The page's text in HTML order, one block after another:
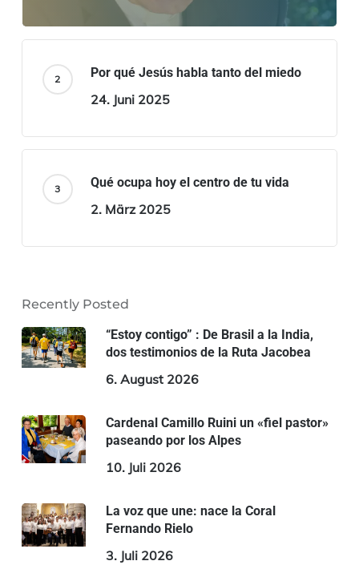
Por qué Jesús habla tanto del miedo
24. Juni 2025
Qué ocupa hoy el centro de tu vida
2. März 2025
Recently Posted
“Estoy contigo” : De Brasil a la India,
dos testimonios de la Ruta Jacobea
6. August 2026
Cardenal Camillo Ruini un «fiel pastor»
paseando por los Alpes
10. Juli 2026
La voz que une: nace la Coral
Fernando Rielo
3. Juli 2026